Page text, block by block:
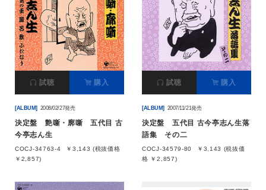
試聴 購入
[ALBUM] 2008/02/27発売
決定盤 艶噺・廓噺 五代目 古
今亭志ん生
COCJ-34763-4
￥3,143 (税抜価格
￥2,857)
試聴 購入
[ALBUM] 2007/11/21発売
決定盤 五代目 古今亭志ん生落
語集 その二
COCJ-34579-80
￥3,143 (税抜価
格 ￥2,857)